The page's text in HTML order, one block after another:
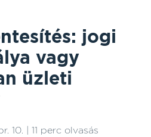
jogi
vagy
üzleti
10. | 11 perc olvasás